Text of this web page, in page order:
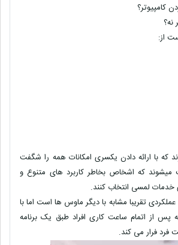
کامپیوتر؟
از:
که با ارائه دادن یکسری امکانات همه را شگفت
میشوند که اشخاص بخاطر کاربرد های متنوع و
خدمات لمسی انتخاب کنند.
تقریبا مشابه با دیگر ماوس ها است اما با
پس از اتمام ساعت کاری افراد طبق یک برنامه
فرار می کند.